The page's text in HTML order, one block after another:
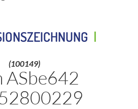
(100149)
ASbe642